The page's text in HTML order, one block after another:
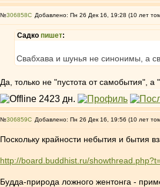
№306858 Добавлено: Пн 26 Дек 16, 19:28 (10 лет
Садко пишет:
Свабхава и шунья не синонимы, а
Да, только не "пустота от самобытия",
№306859 Добавлено: Пн 26 Дек 16, 19:56 (10 лет
Поскольку крайности небытия и бытия
http://board.buddhist.ru/
Будда-природа ложного жентонга -